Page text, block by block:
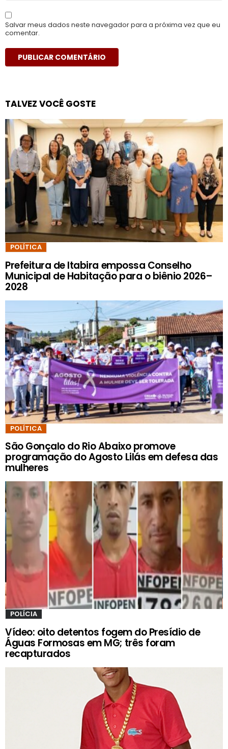
Salvar meus dados neste navegador para a próxima vez que eu
comentar.
TALVEZ VOCÊ GOSTE
POLÍTICA
Prefeitura de Itabira empossa Conselho
Municipal de Habitação para o biênio 2026–
2028
POLÍTICA
São Gonçalo do Rio Abaixo promove
programação do Agosto Lilás em defesa das
mulheres
POLÍCIA
Vídeo: oito detentos fogem do Presídio de
Águas Formosas em MG; três foram
recapturados